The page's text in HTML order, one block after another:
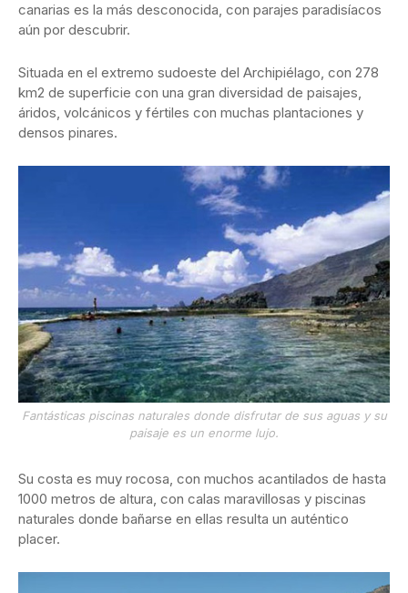
canarias es la más desconocida, con parajes paradisíacos
aún por descubrir.
Situada en el extremo sudoeste del Archipiélago, con 278
km2 de superficie con una gran diversidad de paisajes,
áridos, volcánicos y fértiles con muchas plantaciones y
densos pinares.
Fantásticas piscinas naturales donde disfrutar de sus aguas y su
paisaje es un enorme lujo.
Su costa es muy rocosa, con muchos acantilados de hasta
1000 metros de altura, con calas maravillosas y piscinas
naturales donde bañarse en ellas resulta un auténtico
placer.